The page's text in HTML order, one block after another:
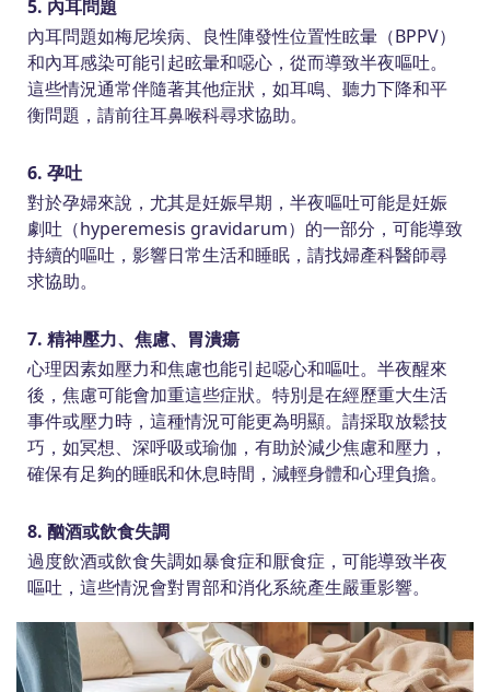
5. 內耳問題
內耳問題如梅尼埃病、良性陣發性位置性眩暈（BPPV）
和內耳感染可能引起眩暈和噁心，從而導致半夜嘔吐。
這些情況通常伴隨著其他症狀，如耳鳴、聽力下降和平
衡問題，請前往耳鼻喉科尋求協助。
6. 孕吐
對於孕婦來說，尤其是妊娠早期，半夜嘔吐可能是妊娠
劇吐（hyperemesis gravidarum）的一部分，可能導致
持續的嘔吐，影響日常生活和睡眠，請找婦產科醫師尋
求協助。
7. 精神壓力、焦慮、胃潰瘍
心理因素如壓力和焦慮也能引起噁心和嘔吐。半夜醒來
後，焦慮可能會加重這些症狀。特別是在經歷重大生活
事件或壓力時，這種情況可能更為明顯。請採取放鬆技
巧，如冥想、深呼吸或瑜伽，有助於減少焦慮和壓力，
確保有足夠的睡眠和休息時間，減輕身體和心理負擔。
8. 酗酒或飲食失調
過度飲酒或飲食失調如暴食症和厭食症，可能導致半夜
嘔吐，這些情況會對胃部和消化系統產生嚴重影響。